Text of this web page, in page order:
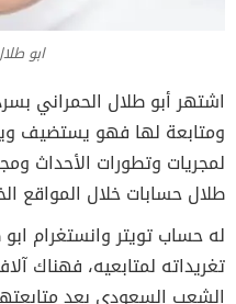
ابو
اشتهر أبو طلال الحمراني
ومتابعة لها فهو يستضيف
لمجريات وتطورات الأحداث
طلال حسابات خلال المواقع
له حساب تويتر وانستغرام
تغريداته لمتابعيه، فهناك
الشعب السعودي بعد